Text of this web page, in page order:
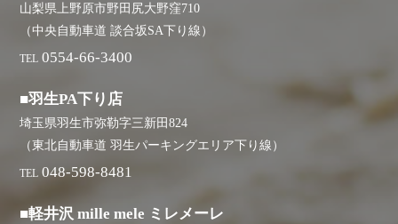
山梨県上野原市野田尻大野窪710
（中央自動車道 談合坂SA下り線）
TEL 0554-66-3400
■羽生PA下り店
埼玉県羽生市弥勒字三新田824
（東北自動車道 羽生パーキングエリア下り線）
TEL 048-598-8481
■軽井沢 mille mele ミレメーレ